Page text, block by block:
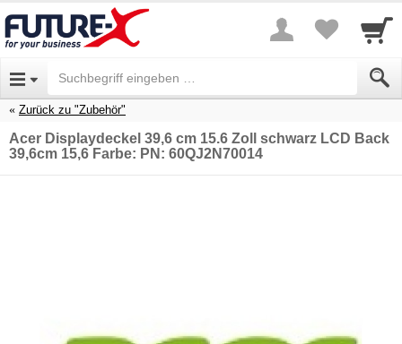
Zurück zu "Zubehör"
Acer Displaydeckel 39,6 cm 15.6 Zoll schwarz LCD Back
39,6cm 15,6 Farbe: PN: 60QJ2N70014